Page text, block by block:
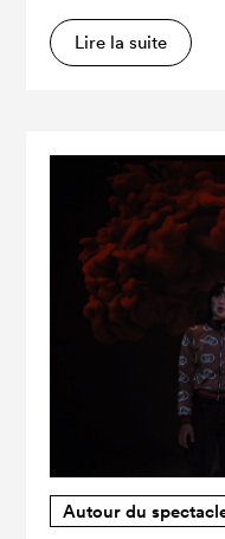
Lire la suite
Autour du